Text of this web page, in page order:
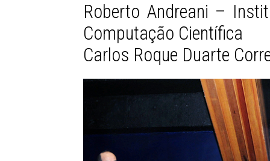
Roberto Andreani –
Computação Científica
Carlos Roque Duarte